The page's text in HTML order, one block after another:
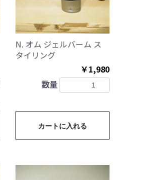
N. オム ジェルバーム ス
タイリング
￥1,980
数量
カートに入れる